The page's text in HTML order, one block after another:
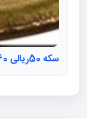
سکه 50ریالی 60 دور جمهوری